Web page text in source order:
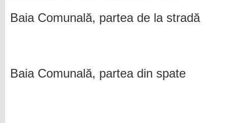
Baia Comunală, partea de la stradă
Baia Comunală, partea din spate